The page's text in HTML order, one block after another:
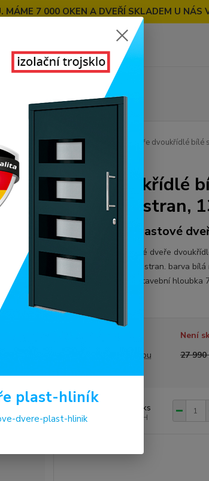
7 000 OKEN A DVEŘÍ SKLADEM U NÁS
PREMIUM Balkonové plastové dveře dvoukřídlé
dveře dvoukřídlé
z obou stran,
balkonové plastové
Balkonové plastové dveře
zamykáním z obou stran. barva
6komorový profil stavební hloubka
Není
Cena před slevou
27 990
17 990 Kč ks
14 868 Kč bez DPH
plast-hliník
dvere-plast-hlinik